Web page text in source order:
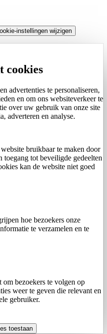
instellingen wijzigen
cookies
advertenties te personaliseren,
en om ons websiteverkeer te
over uw gebruik van onze site
adverteren en analyse.
bruikbaar te maken door
toegang tot beveiligde gedeelten
kan de website niet goed
hoe bezoekers onze
te verzamelen en te
bezoekers te volgen op
weer te geven die relevant en
gebruiker.
toestaan